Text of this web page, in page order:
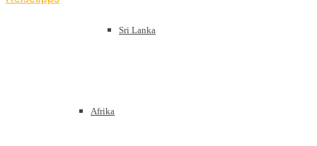
Sri Lanka
Afrika